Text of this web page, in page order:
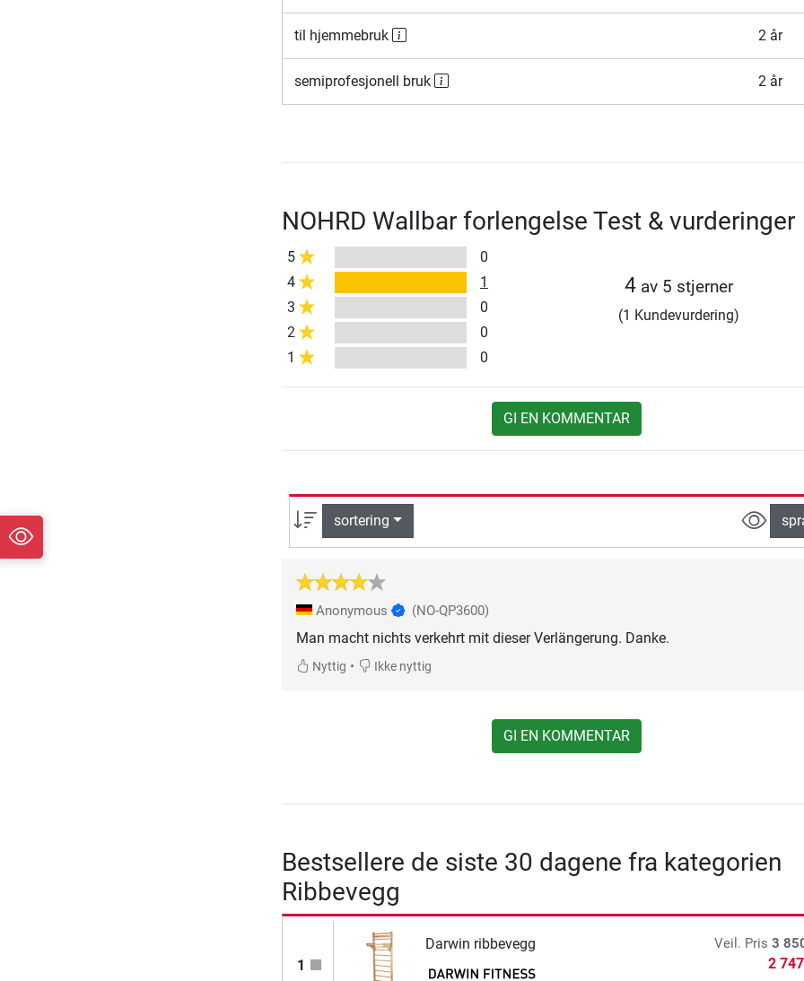
til hjemmebruk 2 år
semiprofesjonell bruk 2 år
NOHRD Wallbar forlengelse Test & vurderinger
5
0
4
1
3
0
2
0
1
0
4av 5 stjerner
(1 Kundevurdering)
GI EN KOMMENTAR
sortering
Anonymous (NO-QP3600)
Man macht nichts verkehrt mit dieser Verlängerung. Danke.
Nyttig • Ikke nyttig
GI EN KOMMENTAR
Bestsellere de siste 30 dagene fra kategorien
Ribbevegg
1
Darwin ribbevegg Veil. Pris 3
2